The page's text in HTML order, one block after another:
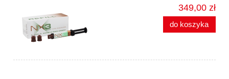
349,00 zł
do koszyka